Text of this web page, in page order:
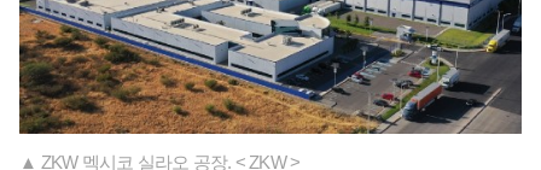
▲ ZKW 멕시코 실라오 공장. < ZKW >